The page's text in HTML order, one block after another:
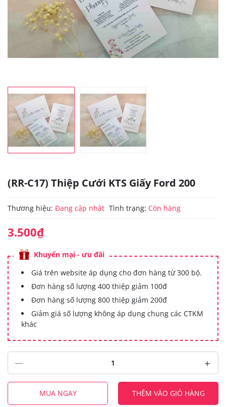
(RR-C17) Thiệp Cưới KTS Giấy Ford 200
Thương hiệu: Đang cập nhật Tình trạng: Còn hàng
3.500₫
Khuyến mại - ưu đãi
Giá trên website áp dụng cho đơn hàng từ 300 bộ.
Đơn hàng số lượng 400 thiệp giảm 100đ
Đơn hàng số lượng 800 thiệp giảm 200đ
Giảm giá số lượng không áp dụng chung các CTKM
khác
MUA NGAY THÊM VÀO GIỎ HÀNG